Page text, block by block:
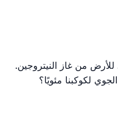
من غاز النيتروجين.
لكوكبنا مئويًا؟